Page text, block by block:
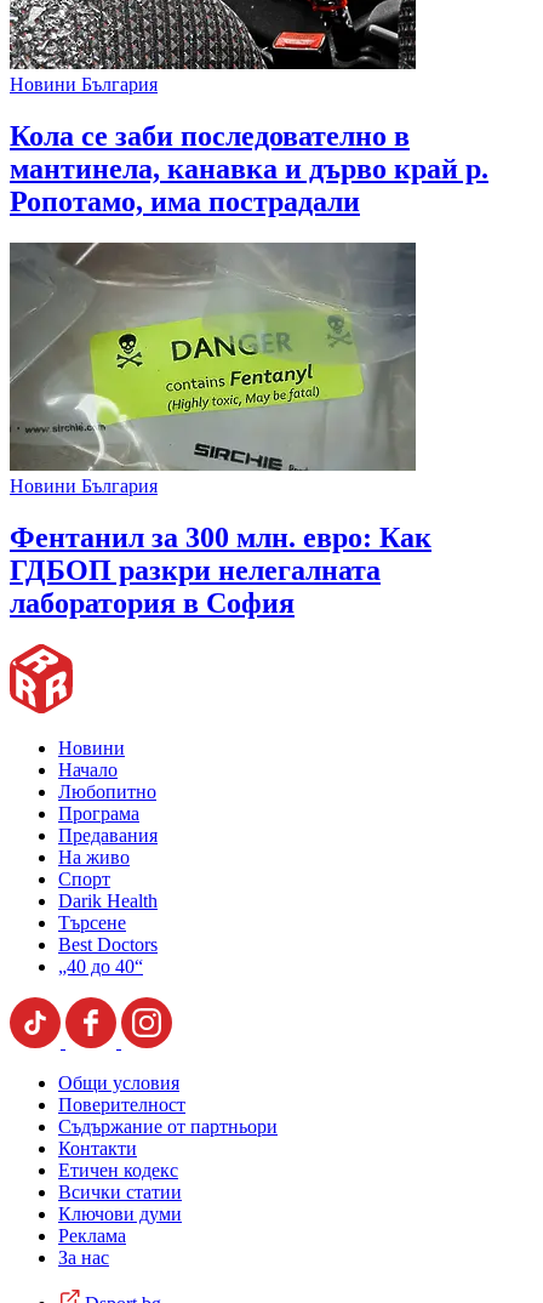
Новини България
Кола се заби последователно в
мантинела, канавка и дърво край р.
Ропотамо, има пострадали
Новини България
Фентанил за 300 млн. евро: Как
ГДБОП разкри нелегалната
лаборатория в София
Новини
Начало
Любопитно
Програма
Предавания
На живо
Спорт
Darik Health
Търсене
Best Doctors
„40 до 40“
Общи условия
Поверителност
Съдържание от партньори
Контакти
Етичен кодекс
Всички статии
Ключови думи
Реклама
За нас